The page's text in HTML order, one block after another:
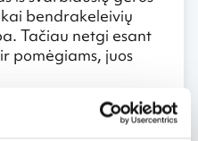
bendrakeleivių
Tačiau netgi esant
pomėgiams, juos
pažinsi žmogų.
kompromisinio